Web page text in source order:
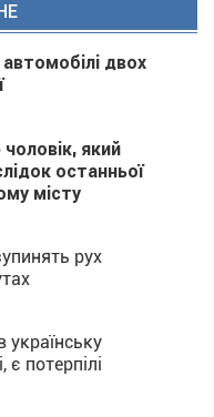
двох
який
останньої
місту
рух
українську
є потерпілі